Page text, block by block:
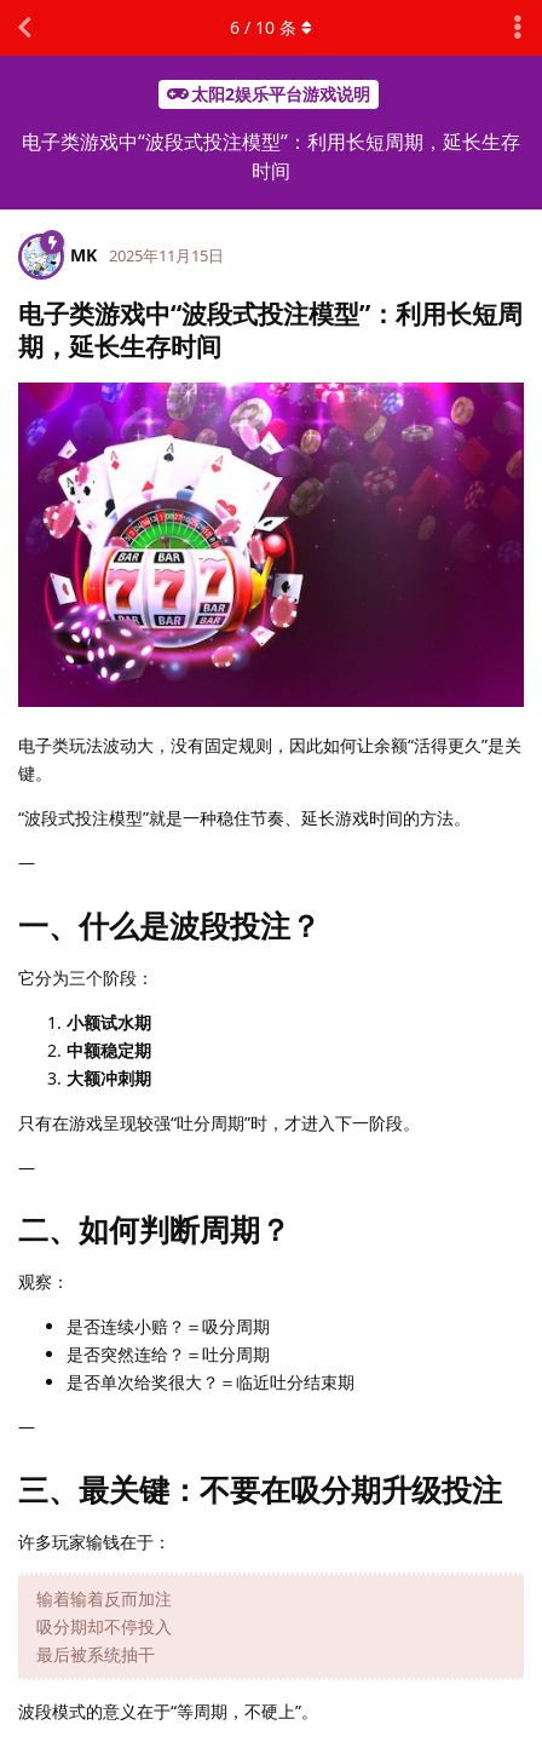
太阳2娱乐平台游戏说明
电子类游戏中“波段式投注模型”：利用长短周期，延长生存
时间
6 / 10 条
MK 2025年11月15日
电子类游戏中“波段式投注模型”：利用长短周
期，延长生存时间
电子类玩法波动大，没有固定规则，因此如何让余额“活得更久”是关
键。
“波段式投注模型”就是一种稳住节奏、延长游戏时间的方法。
—
一、什么是波段投注？
它分为三个阶段：
小额试水期
中额稳定期
大额冲刺期
只有在游戏呈现较强“吐分周期”时，才进入下一阶段。
—
二、如何判断周期？
观察：
是否连续小赔？＝吸分周期
是否突然连给？＝吐分周期
是否单次给奖很大？＝临近吐分结束期
—
三、最关键：不要在吸分期升级投注
许多玩家输钱在于：
输着输着反而加注
吸分期却不停投入
最后被系统抽干
波段模式的意义在于“等周期，不硬上”。